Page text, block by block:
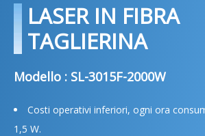
LASER IN FIBRA
TAGLIERINA
Modello : SL-3015F-2000W
Costi operativi inferiori, ogni ora
1,5 W.